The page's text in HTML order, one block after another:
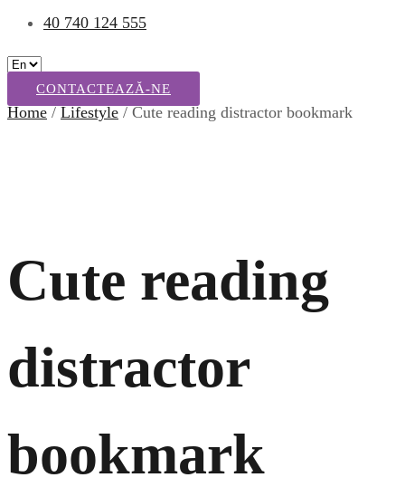
40 740 124 555
CONTACTEAZĂ-NE
Home / Lifestyle / Cute reading distractor bookmark
Cute reading
distractor
bookmark